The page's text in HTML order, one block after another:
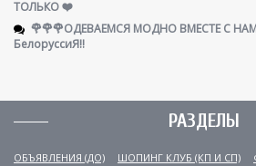
ТОЛЬКО ❤️
🌹🌹🌹ОДЕВАЕМСЯ МОДНО ВМЕСТЕ С
БелоруссиЯ‼
РАЗДЕЛЫ
ОБЪЯВЛЕНИЯ (ДО) ШОПИНГ КЛУБ (КП И СП)